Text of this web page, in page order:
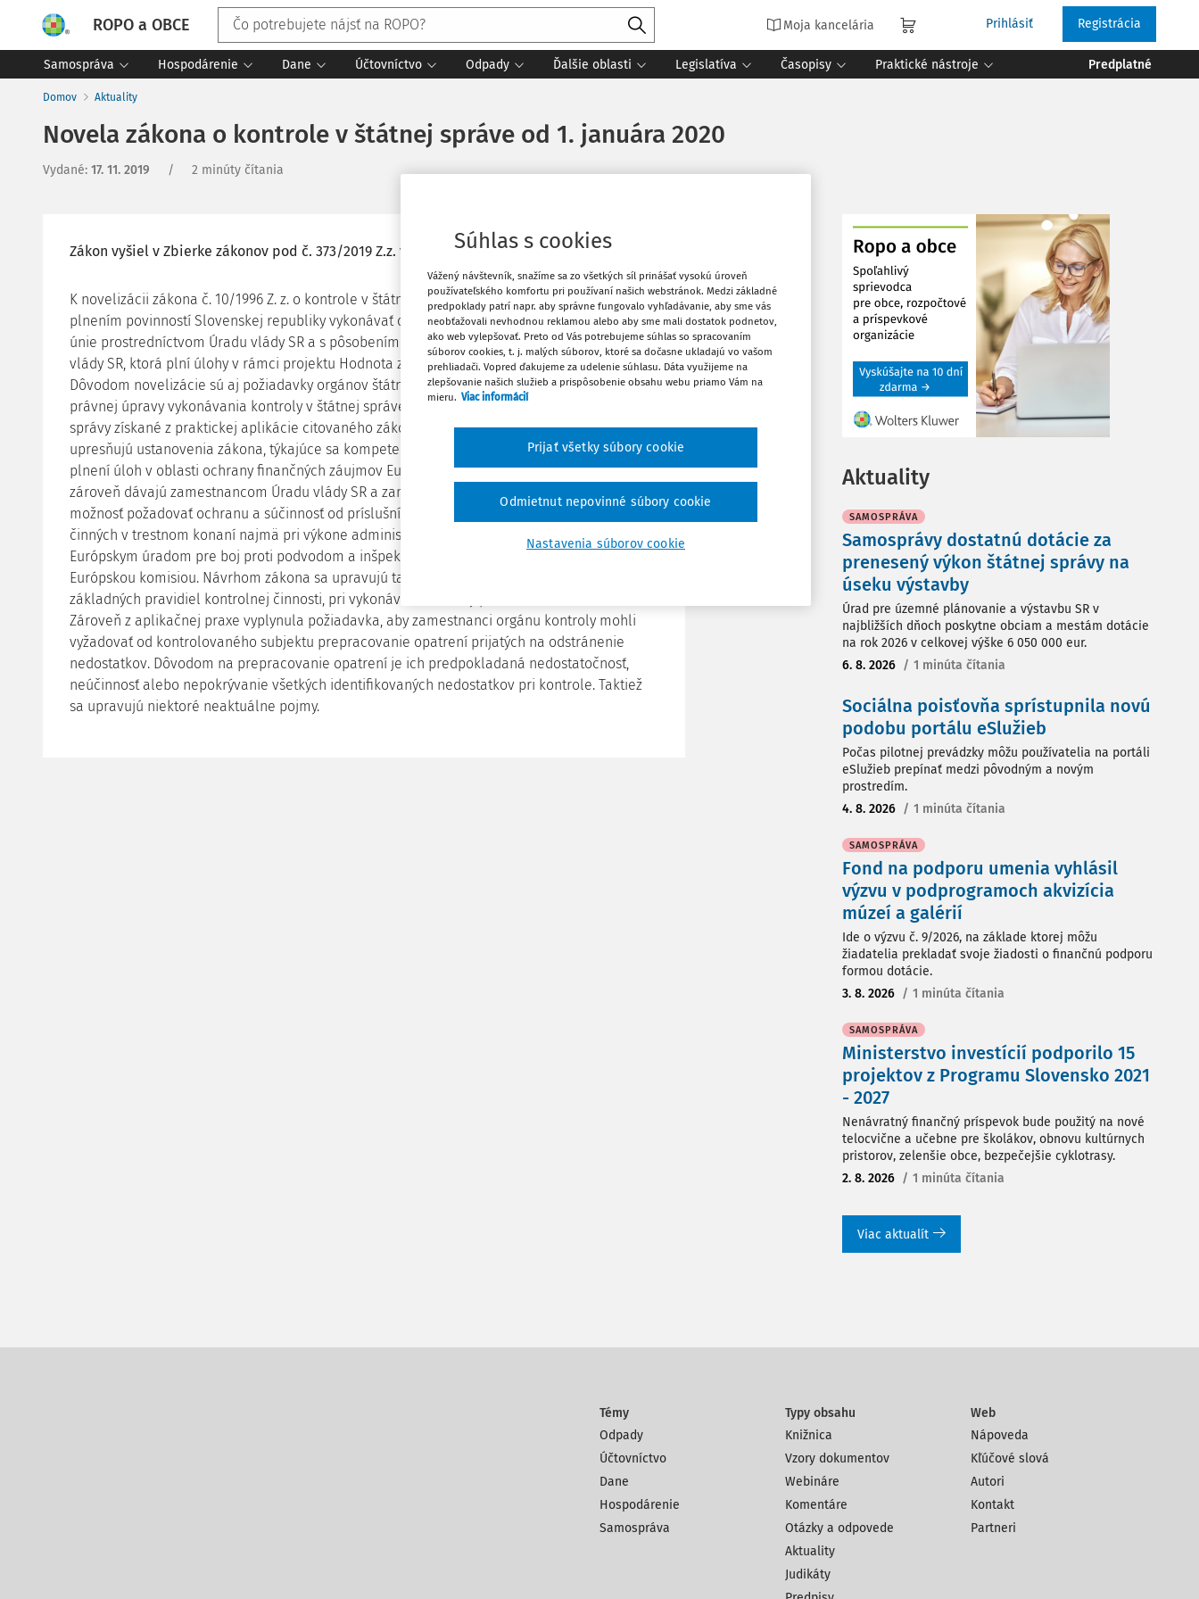
ROPO a OBCE Moja kancelária Prihlásiť Registrácia
Samospráva Hospodárenie Dane Účtovníctvo Odpady Ďalšie oblasti Legislatíva Časopisy Praktické nástroje Predplatné
Domov Aktuality
Novela zákona o kontrole v štátnej správe od 1. januára 2020
Vydané: 17. 11. 2019 / 2 minúty čítania
Zákon vyšiel v Zbierke zákonov pod č. 373/2019 Z.z. v čiastke 127/2019.
K novelizácii zákona č. 10/1996 Z. z. o kontrole v štátnej správe sa pristupuje v súvislosti s
plnením povinností Slovenskej republiky vykonávať ochranu finančných záujmov Európskej
únie prostredníctvom Úradu vlády SR a s pôsobením Implementačnej jednotky na Úrade
vlády SR, ktorá plní úlohy v rámci projektu Hodnota za peniaze, ktorý spustila vláda SR.
Dôvodom novelizácie sú aj požiadavky orgánov štátnej správy zapracovať do súčasnej
právnej úpravy vykonávania kontroly v štátnej správe poznatky a skúsenosti orgánov štátnej
správy získané z praktickej aplikácie citovaného zákona. Navrhovanými zmenami zákona sa
upresňujú ustanovenia zákona, týkajúce sa kompetencií Úradu vlády Slovenskej republiky pri
plnení úloh v oblasti ochrany finančných záujmov Európskej únie. Navrhované ustanovenia
zároveň dávajú zamestnancom Úradu vlády SR a zamestnancom orgánov Európskej únie
možnosť požadovať ochranu a súčinnosť od príslušníkov Policajného zboru a orgánov
činných v trestnom konaní najmä pri výkone administratívnych vyšetrovaní vedených
Európskym úradom pre boj proti podvodom a inšpekcií a kontrol na mieste vykonávaných
Európskou komisiou. Návrhom zákona sa upravujú taktiež niektoré ustanovenia, týkajúce sa
základných pravidiel kontrolnej činnosti, pri vykonávaní kontroly podľa zákona č. 10/1996 Z. z.
Zároveň z aplikačnej praxe vyplynula požiadavka, aby zamestnanci orgánu kontroly mohli
vyžadovať od kontrolovaného subjektu prepracovanie opatrení prijatých na odstránenie
nedostatkov. Dôvodom na prepracovanie opatrení je ich predpokladaná nedostatočnosť,
neúčinnosť alebo nepokrývanie všetkých identifikovaných nedostatkov pri kontrole. Taktiež
sa upravujú niektoré neaktuálne pojmy.
Obľúbené
Stiahnuť
Poznámka
Aktuality
SAMOSPRÁVA
Samosprávy dostatnú dotácie za
prenesený výkon štátnej správy na
úseku výstavby
Úrad pre územné plánovanie a výstavbu SR v
najbližších dňoch poskytne obciam a mestám dotácie
na rok 2026 v celkovej výške 6 050 000 eur.
6. 8. 2026 / 1 minúta čítania
Sociálna poisťovňa sprístupnila novú
podobu portálu eSlužieb
Počas pilotnej prevádzky môžu používatelia na portáli
eSlužieb prepínať medzi pôvodným a novým
prostredím.
4. 8. 2026 / 1 minúta čítania
SAMOSPRÁVA
Fond na podporu umenia vyhlásil
výzvu v podprogramoch akvizícia
múzeí a galérií
Ide o výzvu č. 9/2026, na základe ktorej môžu
žiadatelia prekladať svoje žiadosti o finančnú podporu
formou dotácie.
3. 8. 2026 / 1 minúta čítania
SAMOSPRÁVA
Ministerstvo investícií podporilo 15
projektov z Programu Slovensko 2021
- 2027
Nenávratný finančný príspevok bude použitý na nové
telocvične a učebne pre školákov, obnovu kultúrnych
pristorov, zelenšie obce, bezpečejšie cyklotrasy.
2. 8. 2026 / 1 minúta čítania
Viac aktualít
Témy
Odpady
Účtovníctvo
Dane
Hospodárenie
Samospráva
Typy obsahu
Knižnica
Vzory dokumentov
Webináre
Komentáre
Otázky a odpovede
Aktuality
Judikáty
Web
Nápoveda
Kľúčové slová
Autori
Kontakt
Partneri
Súhlas s cookies
Vážený návštevník, snažíme sa zo všetkých síl prinášať vysokú úroveň
používateľského komfortu pri používaní našich webstránok. Medzi základné
predpoklady patrí napr. aby správne fungovalo vyhľadávanie, aby sme vás
neobťažovali nevhodnou reklamou alebo aby sme mali dostatok podnetov,
ako web vylepšovať. Preto od Vás potrebujeme súhlas so spracovaním
súborov cookies, t. j. malých súborov, ktoré sa dočasne ukladajú vo vašom
prehliadači. Vopred ďakujeme za udelenie súhlasu. Dáta využijeme na
zlepšovanie našich služieb a prispôsobenie obsahu webu priamo Vám na
mieru. Viac informácií
Nastavenia súborov cookie
Odmietnut nepovinné súbory cookie
Prijať všetky súbory cookie